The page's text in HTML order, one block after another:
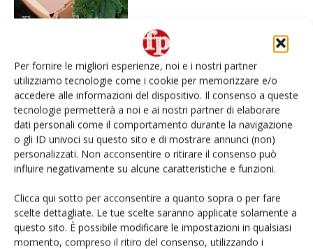
Per fornire le migliori esperienze, noi e i nostri partner
utilizziamo tecnologie come i cookie per memorizzare e/o
accedere alle informazioni del dispositivo. Il consenso a queste
tecnologie permetterà a noi e ai nostri partner di elaborare
dati personali come il comportamento durante la navigazione
o gli ID univoci su questo sito e di mostrare annunci (non)
personalizzati. Non acconsentire o ritirare il consenso può
influire negativamente su alcune caratteristiche e funzioni.
Clicca qui sotto per acconsentire a quanto sopra o per fare
scelte dettagliate. Le tue scelte saranno applicate solamente a
questo sito. È possibile modificare le impostazioni in qualsiasi
momento, compreso il ritiro del consenso, utilizzando i
I più visti
Spazio Conad: continua la conversione dei punti di
vendita
L’ortofrutta di Extra Supermercati tra localismo e
Non è una susina: è Metis… e può rivoluzionare la
categoria